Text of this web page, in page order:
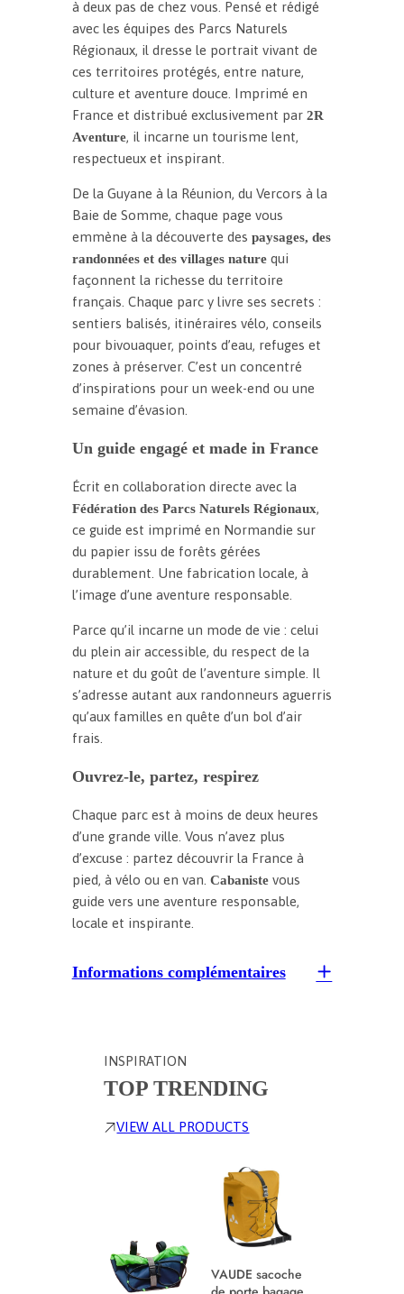
à deux pas de chez vous. Pensé et rédigé
avec les équipes des Parcs Naturels
Régionaux, il dresse le portrait vivant de
ces territoires protégés, entre nature,
culture et aventure douce. Imprimé en
France et distribué exclusivement par 2R
Aventure, il incarne un tourisme lent,
respectueux et inspirant.
De la Guyane à la Réunion, du Vercors à la
Baie de Somme, chaque page vous
emmène à la découverte des paysages, des
randonnées et des villages naturequi
façonnent la richesse du territoire
français. Chaque parc y livre ses secrets :
sentiers balisés, itinéraires vélo, conseils
pour bivouaquer, points d’eau, refuges et
zones à préserver. C’est un concentré
d’inspirations pour un week-end ou une
semaine d’évasion.
Un guide engagé et made in France
Écrit en collaboration directe avec la
Fédération des Parcs Naturels Régionaux,
ce guide est imprimé en Normandie sur
du papier issu de forêts gérées
durablement. Une fabrication locale, à
l’image d’une aventure responsable.
Parce qu’il incarne un mode de vie : celui
du plein air accessible, du respect de la
nature et du goût de l’aventure simple. Il
s’adresse autant aux randonneurs aguerris
qu’aux familles en quête d’un bol d’air
frais.
Ouvrez-le, partez, respirez
Chaque parc est à moins de deux heures
d’une grande ville. Vous n’avez plus
d’excuse : partez découvrir la France à
pied, à vélo ou en van. Cabanistevous
guide vers une aventure responsable,
locale et inspirante.
Informations complémentaires
INSPIRATION
TOP TRENDING
VIEW ALL PRODUCTS
VAUDE sacoche